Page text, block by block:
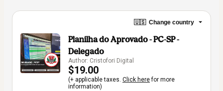
🇺🇸 Change country
Planilha do Aprovado - PC-SP -
Delegado
Author: Cristofori Digital
$19.00
(+ applicable taxes. Click herefor more
information)